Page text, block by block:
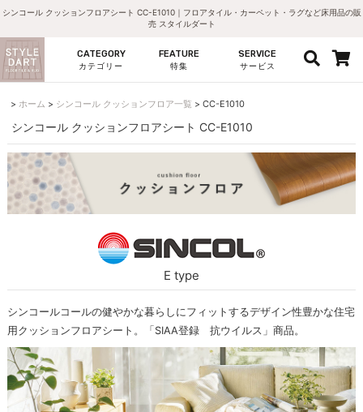
シンコール クッションフロアシート CC-E1010｜フロアタイル・カーペット・ラグなど床用品の販
売 スタイルダート
CATEGORY
カテゴリー
FEATURE
特集
SERVICE
サービス
ホーム シンコール クッションフロア一覧 CC-E1010
シンコール クッションフロアシート CC-E1010
E type
シンコールコールの健やかな暮らしにフィットするデザイン性豊かな住宅
用クッションフロアシート。「SIAA登録 抗ウイルス」商品。